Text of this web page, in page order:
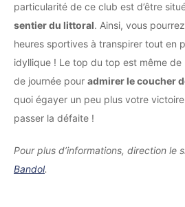
particularité de ce club est d’être
sentier du littoral. Ainsi, vous
heures sportives à transpirer tout en
idyllique ! Le top du top est même
de journée pour admirer le coucher
quoi égayer un peu plus votre
passer la défaite !
Pour plus d’informations, direction le
Bandol.